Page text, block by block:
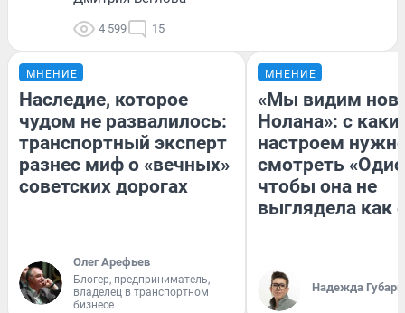
4 599 15
МНЕНИЕ
Наследие, которое
чудом не развалилось:
транспортный эксперт
разнес миф о «вечных»
советских дорогах
Олег Арефьев
Блогер, предприниматель,
владелец в транспортном
бизнесе
МНЕНИЕ
«Мы видим
Нолана»: с
настроем
смотреть
чтобы она не
выглядела как
Надежда Губарь